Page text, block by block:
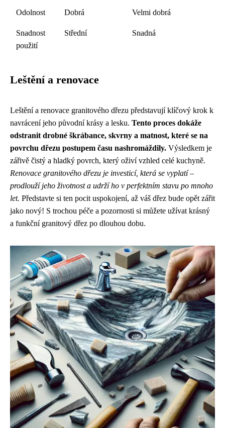
Odolnost Dobrá Velmi dobrá
Snadnost
použití
Střední Snadná
Leštění a renovace
Leštění a renovace granitového dřezu představují klíčový krok k
navrácení jeho původní krásy a lesku. Tento proces dokáže
odstranit drobné škrábance, skvrny a matnost, které se na
povrchu dřezu postupem času nashromáždily. Výsledkem je
zářivě čistý a hladký povrch, který oživí vzhled celé kuchyně.
Renovace granitového dřezu je investicí, která se vyplatí –
prodlouží jeho životnost a udrží ho v perfektním stavu po mnoho
let. Představte si ten pocit uspokojení, až váš dřez bude opět zářit
jako nový! S trochou péče a pozornosti si můžete užívat krásný
a funkční granitový dřez po dlouhou dobu.